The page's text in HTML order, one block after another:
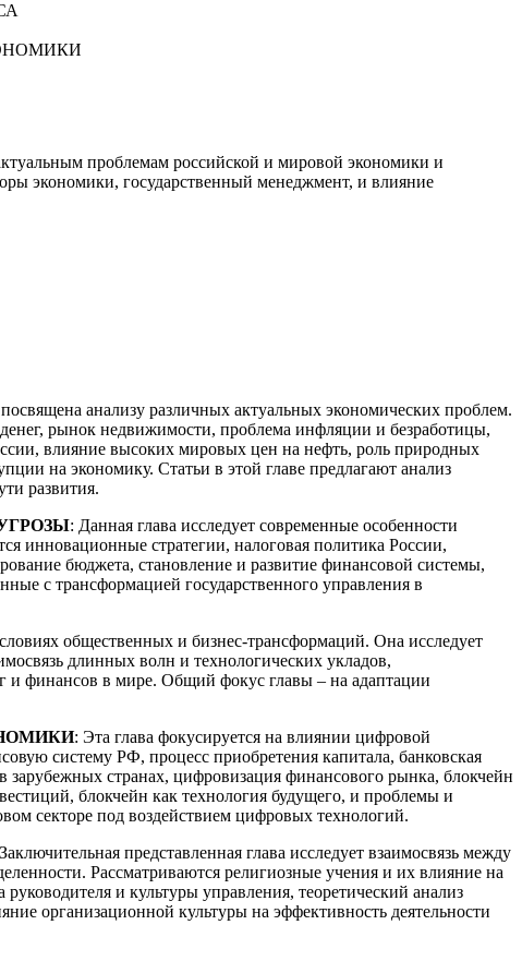
проблемам российской и мировой экономики и
экономики, государственный менеджмент, и влияние
анализу различных актуальных экономических проблем.
рынок недвижимости, проблема инфляции и безработицы,
влияние высоких мировых цен на нефть, роль природных
на экономику. Статьи в этой главе предлагают анализ
развития.
: Данная глава исследует современные особенности
инновационные стратегии, налоговая политика России,
бюджета, становление и развитие финансовой системы,
с трансформацией государственного управления в
общественных и бизнес-трансформаций. Она исследует
длинных волн и технологических укладов,
и финансов в мире. Общий фокус главы – на адаптации
: Эта глава фокусируется на влиянии цифровой
систему РФ, процесс приобретения капитала, банковская
странах, цифровизация финансового рынка, блокчейн
блокчейн как технология будущего, и проблемы и
секторе под воздействием цифровых технологий.
представленная глава исследует взаимосвязь между
Рассматриваются религиозные учения и их влияние на
и культуры управления, теоретический анализ
организационной культуры на эффективность деятельности